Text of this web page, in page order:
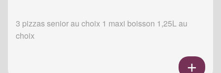
3 pizzas senior au choix 1 maxi boisson 1,25L au
choix